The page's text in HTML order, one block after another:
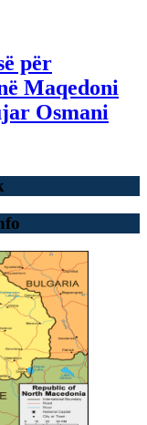
për
Maqedoni
Osmani